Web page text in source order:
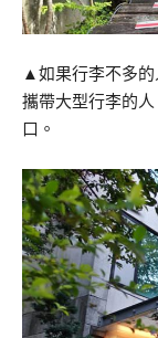
▲如果行李不多的
攜帶大型行李的
口。